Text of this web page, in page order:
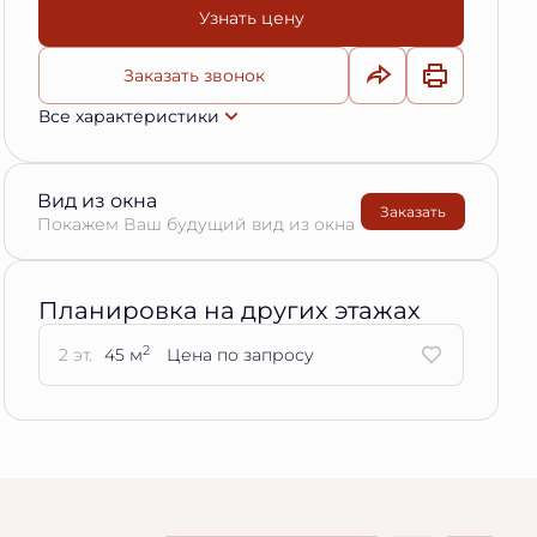
Узнать цену
Заказать звонок
Все характеристики
Вид из окна
Покажем Ваш будущий вид из окна
Заказать
Планировка на других этажах
2 эт. 45 м2 Цена по запросу